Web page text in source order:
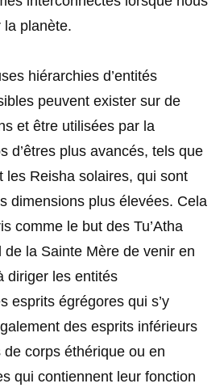
la planète.
hiérarchies d’entités
peuvent exister sur de
et être utilisées par la
d’êtres plus avancés, tels que
les Reisha solaires, qui sont
dimensions plus élevées. Cela
comme le but des Tu’Atha
de la Sainte Mère de venir en
diriger les entités
esprits égrégores qui s’y
des esprits inférieurs
corps éthérique ou en
qui contiennent leur fonction